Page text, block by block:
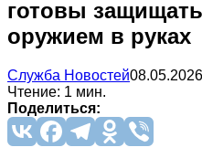
готовы
оружием в руках
Служба Новостей
Чтение: 1 мин.
Поделиться: